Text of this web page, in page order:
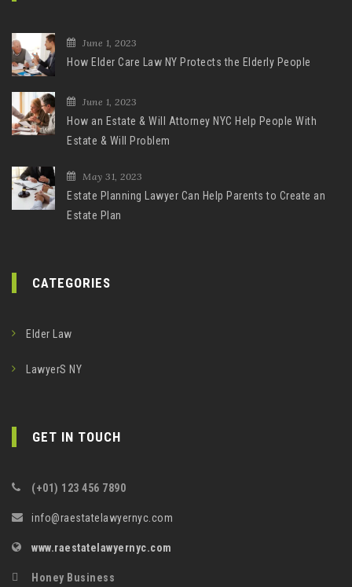
June 1, 2023
How Elder Care Law NY Protects the Elderly People
June 1, 2023
How an Estate & Will Attorney NYC Help People With
Estate & Will Problem
May 31, 2023
Estate Planning Lawyer Can Help Parents to Create an
Estate Plan
CATEGORIES
Elder Law
LawyerS NY
GET IN TOUCH
(+01) 123 456 7890
info@raestatelawyernyc.com
www.raestatelawyernyc.com
Honey Business